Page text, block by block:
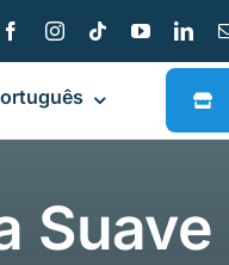
Suave